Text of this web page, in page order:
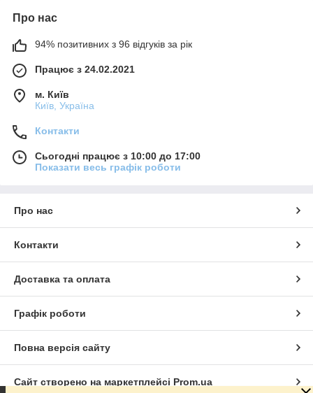
Про нас
94% позитивних з 96 відгуків за рік
Працює з 24.02.2021
м. Київ
Київ, Україна
Контакти
Сьогодні працює з 10:00 до 17:00
Показати весь графік роботи
Про нас
Контакти
Доставка та оплата
Графік роботи
Повна версія сайту
Сайт створено на маркетплейсі Prom.ua